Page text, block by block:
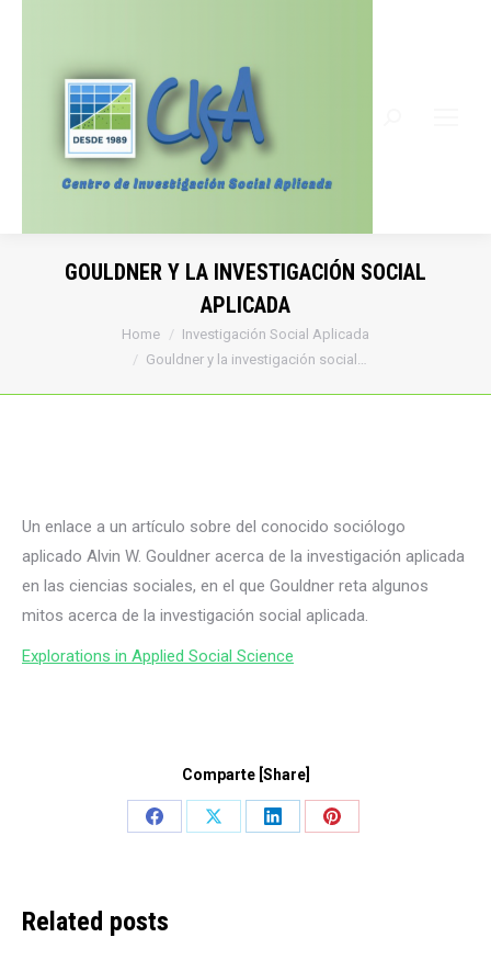
GOULDNER Y LA INVESTIGACIÓN SOCIAL
APLICADA
Home
Investigación Social Aplicada
Gouldner y la investigación social…
Un enlace a un artículo sobre del conocido sociólogo
aplicado Alvin W. Gouldner acerca de la investigación aplicada
en las ciencias sociales, en el que Gouldner reta algunos
mitos acerca de la investigación social aplicada.
Explorations in Applied Social Science
Comparte [Share]
Share
Share
Share
Share
Related posts